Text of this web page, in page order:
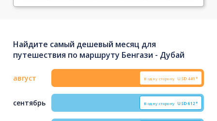
Найдите самый дешевый месяц для
путешествия по маршруту Бенгази - Дубай
август В одну сторону USD 441*
сентябрь В одну сторону USD 612*